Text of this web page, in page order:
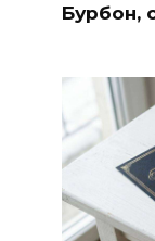
Бурбон,